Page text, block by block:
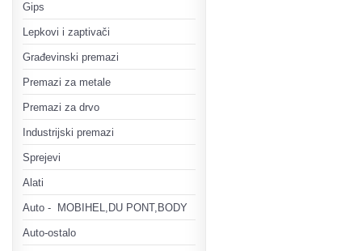
Gips
Lepkovi i zaptivači
Građevinski premazi
Premazi za metale
Premazi za drvo
Industrijski premazi
Sprejevi
Alati
Auto - MOBIHEL,DU PONT,BODY
Auto-ostalo